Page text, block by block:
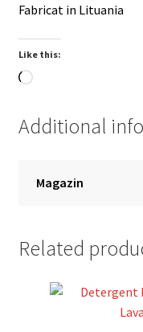
Fabricat in Lituania
Like this:
Loading…
Additional
Magazin
Related